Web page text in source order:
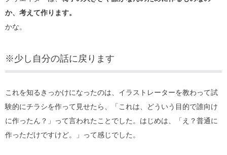
か、考えて作ります。
かな。
※少し自分の話に戻ります
これを知るきっかけになったのは、イラストレーターを教わって試
験的にチラシを作って見せたら、「これは、どういう目的で誰向け
に作ったん？」って言われたことでした。はじめは、「え？普通に
作っただけですけど。」って感じでした。